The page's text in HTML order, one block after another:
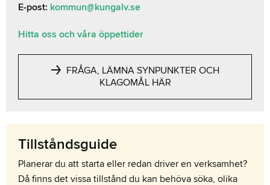
E-post: kommun@kungalv.se
Hitta oss och våra öppettider
FRÅGA, LÄMNA SYNPUNKTER OCH
KLAGOMÅL HÄR
Tillståndsguide
Planerar du att starta eller redan driver en verksamhet?
Då finns det vissa tillstånd du kan behöva söka, olika